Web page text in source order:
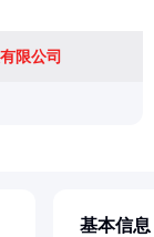
限公司
基本信息